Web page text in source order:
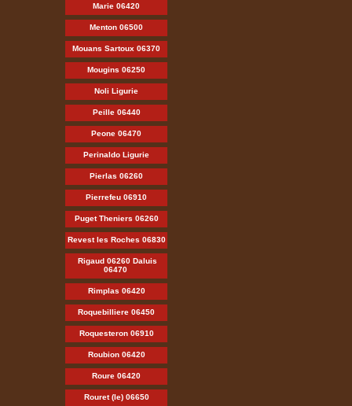
Marie 06420
Menton 06500
Mouans Sartoux 06370
Mougins 06250
Noli Ligurie
Peille 06440
Peone 06470
Perinaldo Ligurie
Pierlas 06260
Pierrefeu 06910
Puget Theniers 06260
Revest les Roches 06830
Rigaud 06260 Daluis
06470
Rimplas 06420
Roquebilliere 06450
Roquesteron 06910
Roubion 06420
Roure 06420
Rouret (le) 06650